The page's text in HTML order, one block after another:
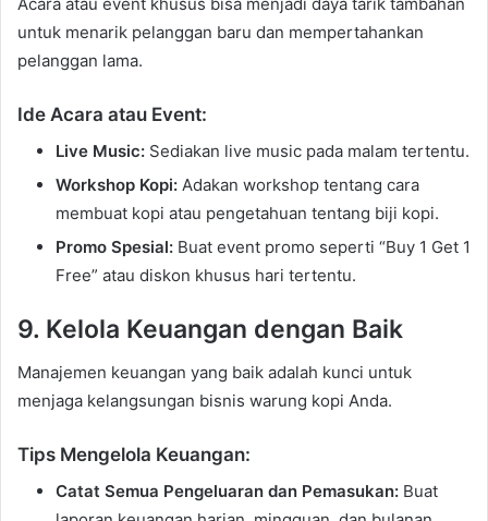
untuk menarik pelanggan baru dan mempertahankan
pelanggan lama.
Ide Acara atau Event:
Live Music: Sediakan live music pada malam tertentu.
Workshop Kopi: Adakan workshop tentang cara
membuat kopi atau pengetahuan tentang biji kopi.
Promo Spesial: Buat event promo seperti “Buy 1 Get 1
Free” atau diskon khusus hari tertentu.
9. Kelola Keuangan dengan Baik
Manajemen keuangan yang baik adalah kunci untuk
menjaga kelangsungan bisnis warung kopi Anda.
Tips Mengelola Keuangan:
Catat Semua Pengeluaran dan Pemasukan: Buat